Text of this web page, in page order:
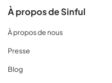
À propos de Sinful
À propos de nous
Presse
Blog